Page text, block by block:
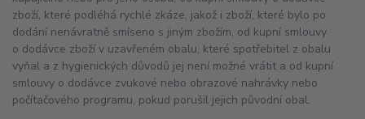
zboží, které podléhá rychlé zkáze, jakož i zboží, které bylo po
dodání nenávratně smíseno s jiným zbožím, od kupní smlouvy
o dodávce zboží v uzavřeném obalu, které spotřebitel z obalu
vyňal a z hygienických důvodů jej není možné vrátit a od kupní
smlouvy o dodávce zvukové nebo obrazové nahrávky nebo
počítačového programu, pokud porušil jejich původní obal.